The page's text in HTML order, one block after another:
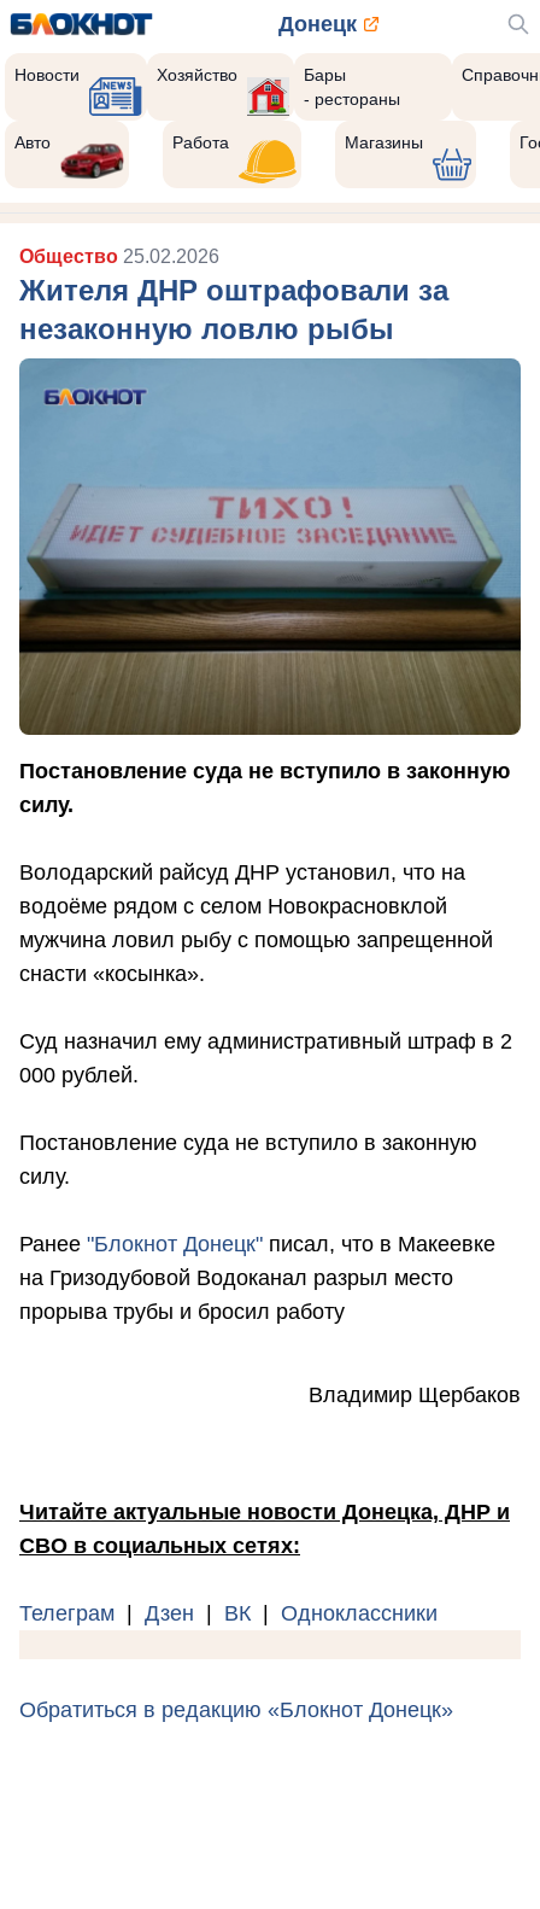
Донецк
Новости Хозяйство
Бары
- рестораны
Авто Работа Магазины
Общество 25.02.2026
Жителя ДНР оштрафовали за
незаконную ловлю рыбы
Постановление суда не вступило в законную
силу.
Володарский райсуд ДНР установил, что на
водоёме рядом с селом Новокрасновклой
мужчина ловил рыбу с помощью запрещенной
снасти «косынка».
Суд назначил ему административный штраф в 2
000 рублей.
Постановление суда не вступило в законную
силу.
Ранее "Блокнот Донецк" писал, что в Макеевке
на Гризодубовой Водоканал разрыл место
прорыва трубы и бросил работу
Владимир Щербаков
Читайте актуальные новости Донецка, ДНР и
СВО в социальных сетях:
Телеграм Дзен ВК Одноклассники
Обратиться в редакцию «Блокнот Донецк»